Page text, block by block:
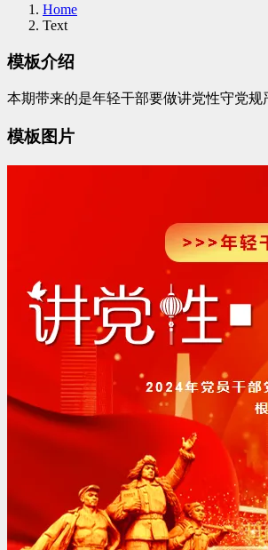
Home
Text
模板介绍
本期带来的是年轻干部要做讲党性守党规
模板图片